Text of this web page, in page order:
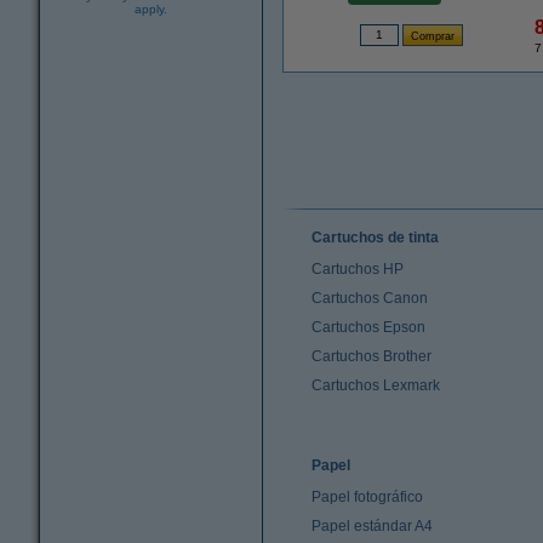
apply.
Cartuchos de tinta
Cartuchos HP
Cartuchos Canon
Cartuchos Epson
Cartuchos Brother
Cartuchos Lexmark
Papel
Papel fotográfico
Papel estándar A4